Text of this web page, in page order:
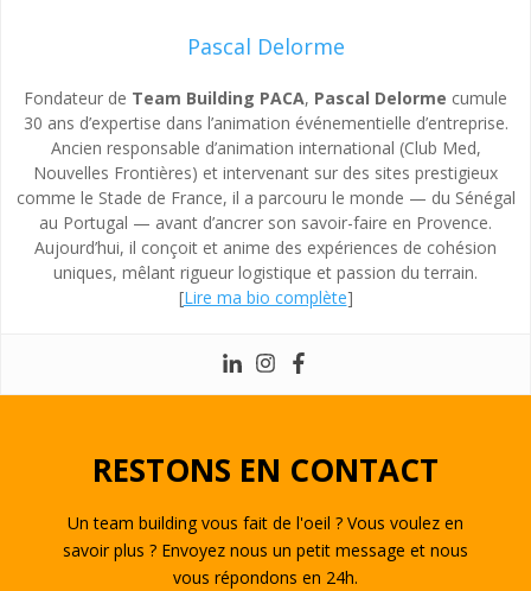
Pascal Delorme
Fondateur de Team Building PACA, Pascal Delorme cumule
30 ans d’expertise dans l’animation événementielle d’entreprise.
Ancien responsable d’animation international (Club Med,
Nouvelles Frontières) et intervenant sur des sites prestigieux
comme le Stade de France, il a parcouru le monde — du Sénégal
au Portugal — avant d’ancrer son savoir-faire en Provence.
Aujourd’hui, il conçoit et anime des expériences de cohésion
uniques, mêlant rigueur logistique et passion du terrain.
[Lire ma bio complète]
RESTONS EN CONTACT
Un team building vous fait de l'oeil ? Vous voulez en
savoir plus ? Envoyez nous un petit message et nous
vous répondons en 24h.